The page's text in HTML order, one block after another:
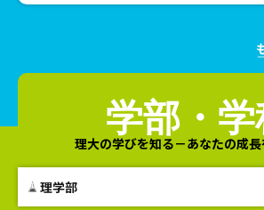
学部・
理大の学びを知る－あなたの成
理学部